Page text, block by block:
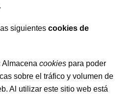
.
siguientescookies de
Almacenacookies para poder
sobre el tráfico y volumen de
Al utilizar este sitio web está